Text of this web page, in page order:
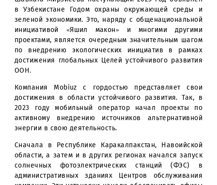
автономного и экологически
энергоснабжения офисов.
По инициативе Президента Республики
Шавката Мирзиёева наступающий 2025 год
в Узбекистане Годом охраны окружающей
зеленой экономики. Это, наряду с
проектами, является очередным значительным
по внедрению экологических инициатив в
достижения глобальных Целей устойчивого
ООН.
Компания Mobiuz с гордостью представляет
достижения в области устойчивого развития.
2023 году мобильный оператор начал проекты
активному внедрению источников